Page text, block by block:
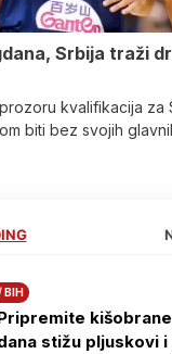
Srbija traži
kvalifikacija za
biti bez svojih
BIH
stižu pljuskovi